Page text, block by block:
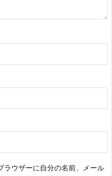
ラウザーに自分の名前、メール